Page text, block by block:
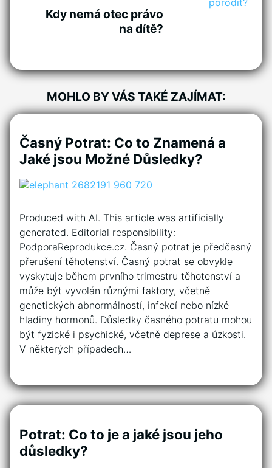
Kdy nemá otec právo
na dítě?
MOHLO BY VÁS TAKÉ ZAJÍMAT:
Časný Potrat: Co to Znamená a
Jaké jsou Možné Důsledky?
Produced with AI. This article was artificially
generated. Editorial responsibility:
PodporaReprodukce.cz. Časný potrat je předčasný
přerušení těhotenství. Časný potrat se obvykle
vyskytuje během prvního trimestru těhotenství a
může být vyvolán různými faktory, včetně
genetických abnormálností, infekcí nebo nízké
hladiny hormonů. Důsledky časného potratu mohou
být fyzické i psychické, včetně deprese a úzkosti.
V některých případech…
Potrat: Co to je a jaké jsou jeho
důsledky?